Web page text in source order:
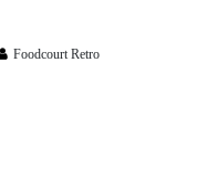
Foodcourt Retro